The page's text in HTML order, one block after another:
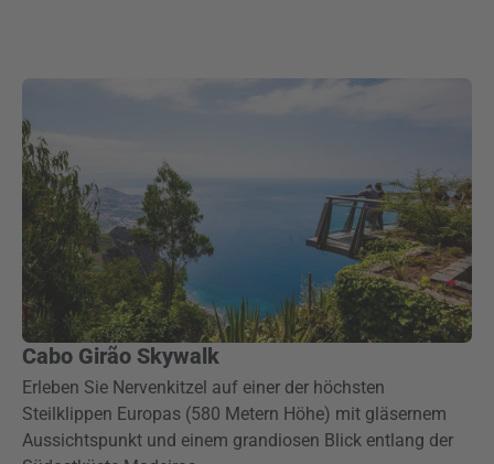
Cabo Girão Skywalk
Erleben Sie Nervenkitzel auf einer der höchsten
Steilklippen Europas (580 Metern Höhe) mit gläsernem
Aussichtspunkt und einem grandiosen Blick entlang der